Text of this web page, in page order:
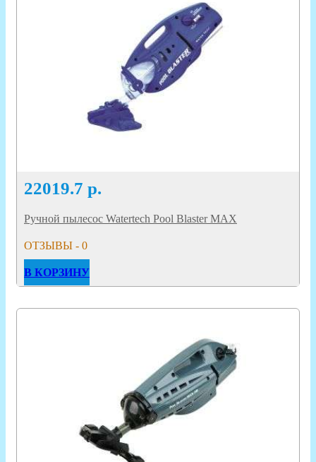
22019.7 р.
Ручной пылесос Watertech Pool Blaster MAX
ОТЗЫВЫ - 0
В КОРЗИНУ